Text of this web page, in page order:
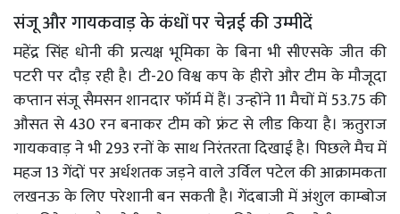
संजू और गायकवाड़ के कंधों पर चेन्नई की उम्मीदें
महेंद्र सिंह धोनी की प्रत्यक्ष भूमिका के बिना भी सीएसके जीत की
पटरी पर दौड़ रही है। टी-20 विश्व कप के हीरो और टीम के मौजूदा
कप्तान संजू सैमसन शानदार फॉर्म में हैं। उन्होंने 11 मैचों में 53.75 की
औसत से 430 रन बनाकर टीम को फ्रंट से लीड किया है। ऋतुराज
गायकवाड़ ने भी 293 रनों के साथ निरंतरता दिखाई है। पिछले मैच में
महज 13 गेंदों पर अर्धशतक जड़ने वाले उर्विल पटेल की आक्रामकता
लखनऊ के लिए परेशानी बन सकती है। गेंदबाजी में अंशुल काम्बोज